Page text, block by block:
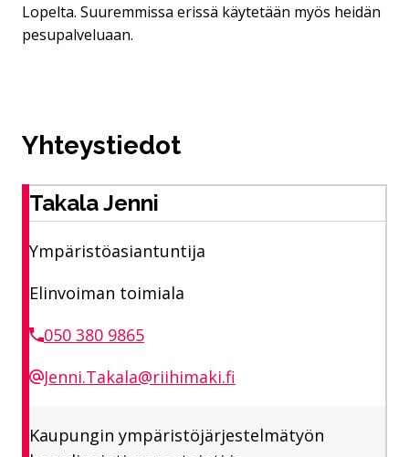
Lopelta. Suuremmissa erissä käytetään myös heidän
pesupalveluaan.
Yhteystiedot
Takala Jenni
Ympäristöasiantuntija
Elinvoiman toimiala
050 380 9865
Jenni.Takala@riihimaki.fi
Kaupungin ympäristöjärjestelmätyön